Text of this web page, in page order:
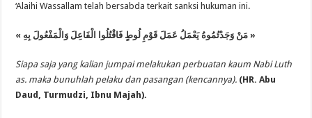
‘Alaihi Wassallam telah bersabda terkait sanksi hukuman ini.
« مَنْ وَجَدْتُمُوهُ يَعْمَلُ عَمَلَ قَوْمِ لُوطٍ فَاقْتُلُوا الْفَاعِلَ وَالْمَفْعُولَ بِهِ »
Siapa saja yang kalian jumpai melakukan perbuatan kaum Nabi Luth
as. maka bunuhlah pelaku dan pasangan (kencannya). (HR. Abu
Daud, Turmudzi, Ibnu Majah).